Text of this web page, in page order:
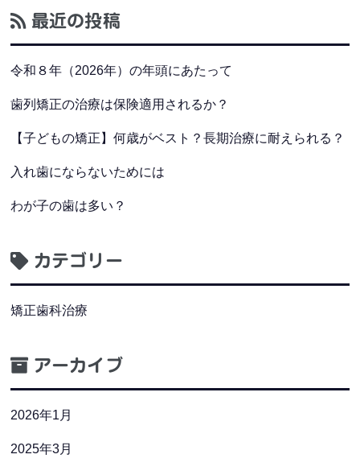
最近の投稿
令和８年（2026年）の年頭にあたって
歯列矯正の治療は保険適用されるか？
【子どもの矯正】何歳がベスト？長期治療に耐えられる？
入れ歯にならないためには
わが子の歯は多い？
カテゴリー
矯正歯科治療
アーカイブ
2026年1月
2025年3月